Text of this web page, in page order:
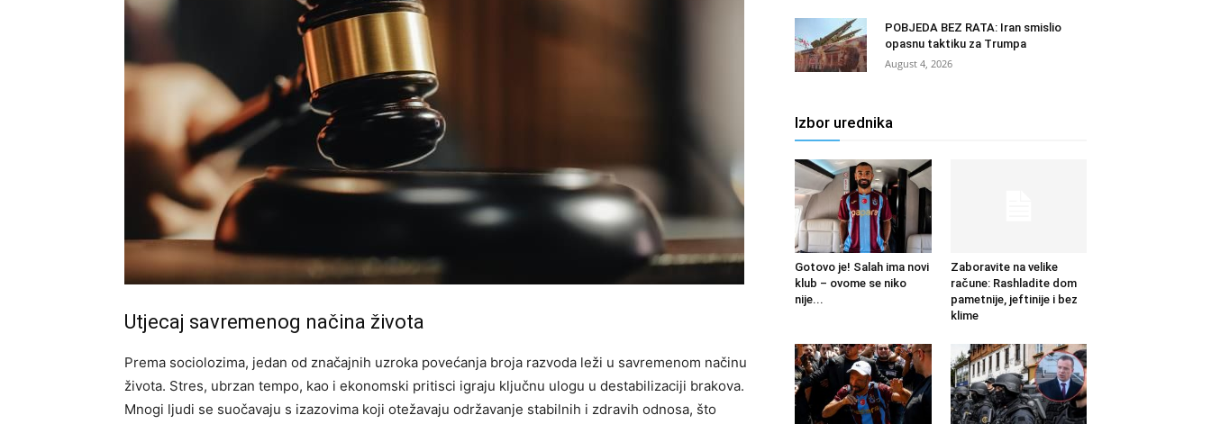
Utjecaj savremenog načina života
Prema sociolozima, jedan od značajnih uzroka povećanja broja razvoda leži u savremenom načinu
života. Stres, ubrzan tempo, kao i ekonomski pritisci igraju ključnu ulogu u destabilizaciji brakova.
Mnogi ljudi se suočavaju s izazovima koji otežavaju održavanje stabilnih i zdravih odnosa, što
POBJEDA BEZ RATA: Iran smislio
opasnu taktiku za Trumpa
August 4, 2026
Izbor urednika
Gotovo je! Salah ima novi
klub – ovome se niko
nije...
Zaboravite na velike
račune: Rashladite dom
pametnije, jeftinije i bez
klime